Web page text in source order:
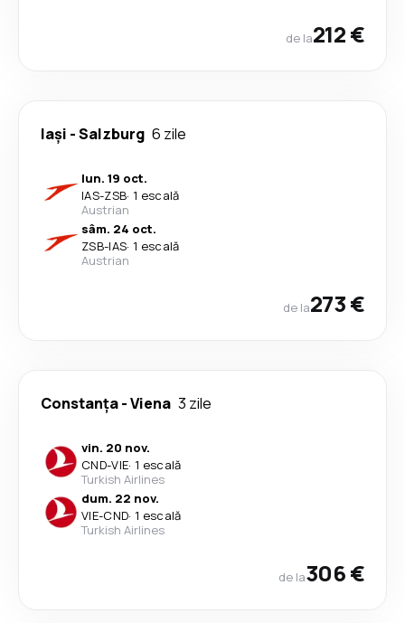
de la212 €
Iași -Salzburg 6 zile
lun. 19 oct.
IAS-ZSB· 1 escală
Austrian
sâm. 24 oct.
ZSB-IAS· 1 escală
Austrian
de la273 €
Constanța-Viena 3 zile
vin. 20 nov.
CND-VIE· 1 escală
Turkish Airlines
dum. 22 nov.
VIE-CND· 1 escală
Turkish Airlines
de la306 €